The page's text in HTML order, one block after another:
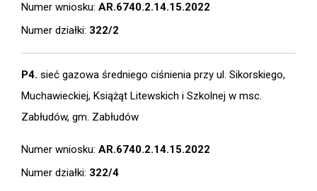
Numer wniosku: AR.6740.2.14.15.2022
Numer działki: 322/2
P4. sieć gazowa średniego ciśnienia przy ul. Sikorskiego,
Muchawieckiej, Książąt Litewskich i Szkolnej w msc.
Zabłudów, gm. Zabłudów
Numer wniosku: AR.6740.2.14.15.2022
Numer działki: 322/4